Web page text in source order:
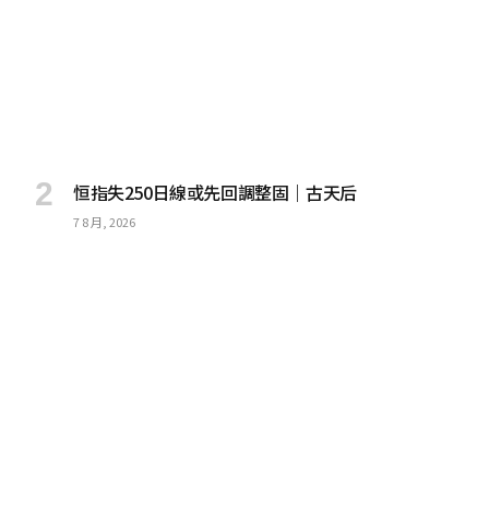
恒指失250日線或先回調整固｜古天后
7 8 月, 2026